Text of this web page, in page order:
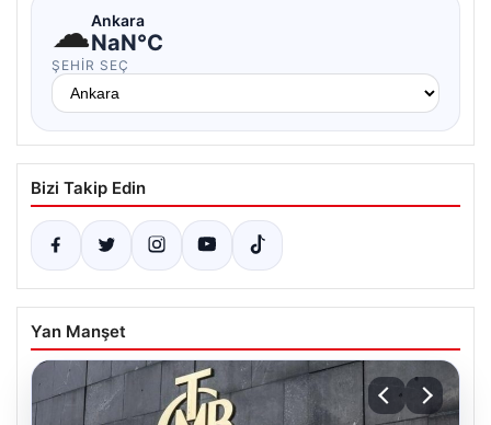
☁Ankara
NaN°C
ŞEHIR SEÇ
Bizi Takip Edin
Yan Manşet